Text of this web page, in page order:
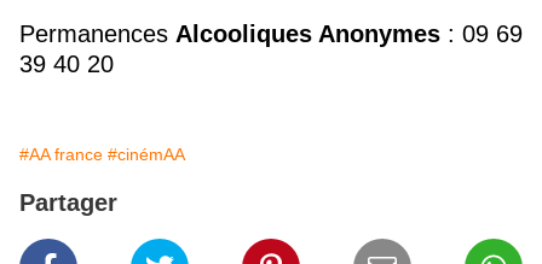
Permanences Alcooliques Anonymes : 09 69
39 40 20
#AA france #cinémAA
Partager